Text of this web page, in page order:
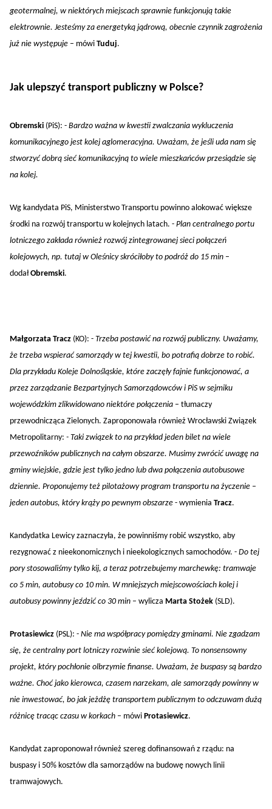
geotermalnej, w niektórych miejscach sprawnie funkcjonują takie
elektrownie. Jesteśmy za energetyką jądrową, obecnie czynnik zagrożenia
już nie występuje – mówi Tuduj.
Jak ulepszyć transport publiczny w Polsce?
Obremski (PiS): - Bardzo ważna w kwestii zwalczania wykluczenia
komunikacyjnego jest kolej aglomeracyjna. Uważam, że jeśli uda nam się
stworzyć dobrą sieć komunikacyjną to wiele mieszkańców przesiądzie się
na kolej.
Wg kandydata PiS, Ministerstwo Transportu powinno alokować większe
środki na rozwój transportu w kolejnych latach. - Plan centralnego portu
lotniczego zakłada również rozwój zintegrowanej sieci połączeń
kolejowych, np. tutaj w Oleśnicy skróciłoby to podróż do 15 min –
dodałObremski.
Małgorzata Tracz (KO): - Trzeba postawić na rozwój publiczny. Uważamy,
że trzeba wspierać samorządy w tej kwestii, bo potrafią dobrze to robić.
Dla przykładu Koleje Dolnośląskie, które zaczęły fajnie funkcjonować, a
przez zarządzanie Bezpartyjnych Samorządowców i PiS w sejmiku
wojewódzkim zlikwidowano niektóre połączenia – tłumaczy
przewodnicząca Zielonych. Zaproponowała również Wrocławski Związek
Metropolitarny: - Taki związek to na przykład jeden bilet na wiele
przewoźników publicznych na całym obszarze. Musimy zwrócić uwagę na
gminy wiejskie, gdzie jest tylko jedno lub dwa połączenia autobusowe
dziennie. Proponujemy też pilotażowy program transportu na życzenie –
jeden autobus, który krąży po pewnym obszarze - wymienia Tracz.
Kandydatka Lewicy zaznaczyła, że powinniśmy robić wszystko, aby
rezygnować z nieekonomicznych i nieekologicznych samochodów. - Do tej
pory stosowaliśmy tylko kij, a teraz potrzebujemy marchewkę: tramwaje
co 5 min, autobusy co 10 min. W mniejszych miejscowościach kolej i
autobusy powinny jeździć co 30 min – wylicza Marta Stożek (SLD).
Protasiewicz (PSL): - Nie ma współpracy pomiędzy gminami. Nie zgadzam
się, że centralny port lotniczy rozwinie sieć kolejową. To nonsensowny
projekt, który pochłonie olbrzymie finanse. Uważam, że buspasy są bardzo
ważne. Choć jako kierowca, czasem narzekam, ale samorządy powinny w
nie inwestować, bo jak jeżdżę transportem publicznym to odczuwam dużą
różnicę tracąc czasu w korkach – mówi Protasiewicz.
Kandydat zaproponował również szereg dofinansowań z rządu: na
buspasy i 50% kosztów dla samorządów na budowę nowych linii
tramwajowych.